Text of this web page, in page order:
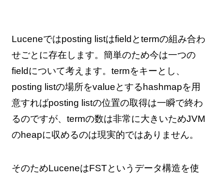
Luceneではposting listはfieldとtermの組み合わ
せごとに存在します。簡単のため今は一つの
fieldについて考えます。termをキーとし、
posting listの場所をvalueとするhashmapを用
意すればposting listの位置の取得は一瞬で終わ
るのですが、termの数は非常に大きいためJVM
のheapに収めるのは現実的ではありません。
そのためLuceneはFSTというデータ構造を使